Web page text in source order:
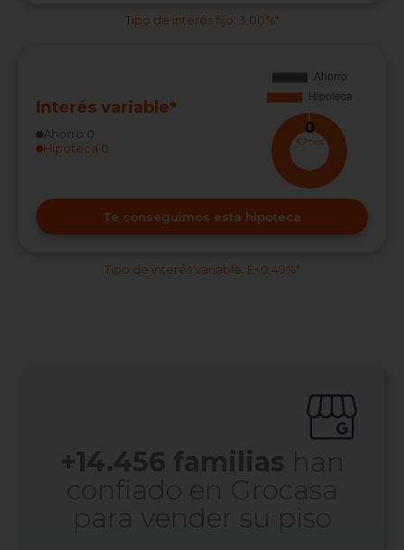
Tipo de interés fijo: 3,00%*
Interés variable*
Ahorro 0
Hipoteca 0
0
€/mes
Te conseguimos esta hipoteca
Tipo de interés variable: E+0,49%*